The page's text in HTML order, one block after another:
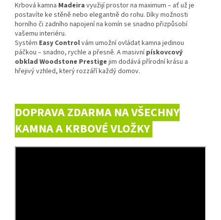
Krbová kamna Madeira využijí prostor na maximum – ať už je
postavíte ke stěně nebo elegantně do rohu. Díky možnosti
horního či zadního napojení na komín se snadno přizpůsobí
vašemu interiéru.
Systém Easy Controlvám umožní ovládat kamna jedinou
páčkou – snadno, rychle a přesně. A masivnípískovcový
obklad Woodstone Prestige jim dodává přírodní krásu a
hřejivý vzhled, který rozzáří každý domov.
DOPRAVA ZDARMA NA VŠECHNY
KAMNA A KRBOVÉ VLOŽKY